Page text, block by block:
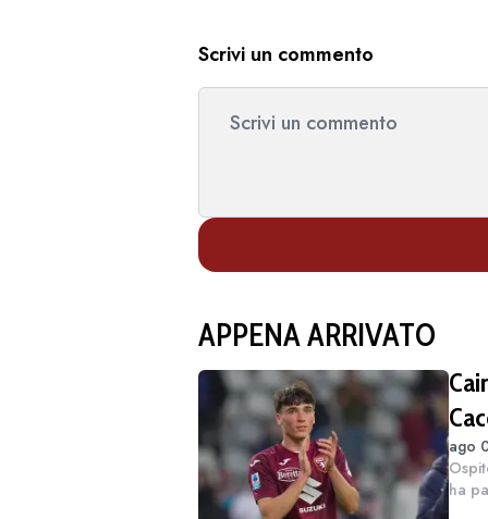
Scrivi un commento
APPENA ARRIVATO
ago
ha